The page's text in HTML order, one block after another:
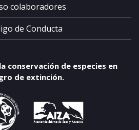
colaboradores
de Conducta
conservación de especies en
de extinción.